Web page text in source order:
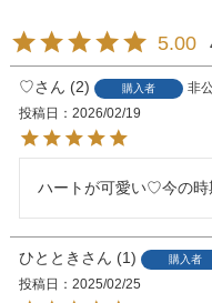
5.00
♡ 2 購入者
非
投稿日
2026/02/19
ハートが可愛い♡今の
ひととき 1 購入者
投稿日
2025/02/25